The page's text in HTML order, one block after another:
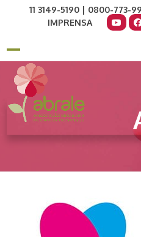
11 3149-5190 | 0800-773-
IMPRENSA
Open
mobile
menu
Close
mobile
menu